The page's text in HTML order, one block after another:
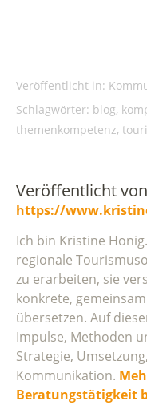
Veröffentlicht in:
Schlagwörter: blog,
themenkompetenz,
Veröffentlicht von
https://
Ich bin Kristine
regionale
zu erarbeiten, sie
konkrete,
übersetzen. Auf
Impulse, Methoden
Strategie,
Kommunikation.
Beratungstätigkeit